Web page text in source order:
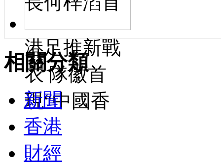
港足推新戰
衣 隊徽首
現“中國香
相關分類
新聞
香港
財經